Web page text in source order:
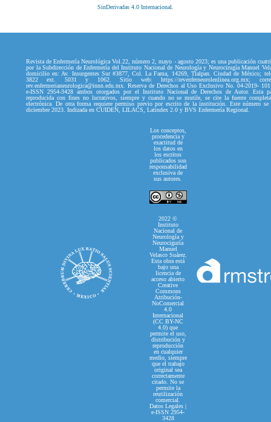
SinDerivadas 4.0 Internacional
Revista de Enfermería Neurológica Vol.22, número 2, mayo - agosto 2023; es una publicación
por la Subdirección de Enfermería del Instituto Nacional de Neurología y Neurocirugía Manuel
domicilio en: Av. Insurgentes Sur #3877, Col. La Fama, 14269, Tlalpan. Ciudad de México;
3822 ext. 5031 y 1062. Sitio web: https://revenferneurolenlinea.org.mx;
rev.enfermerianeurologica@innn.edu.mx. Reserva de Derechos al Uso Exclusivo No. 04-2019-
e-ISSN 2954-3428 ambos otorgados por el Instituto Nacional de Derechos de Autor. Esta
reproducida con fines no lucrativos, siempre y cuando no se mutile, se cite la fuente
electrónica. De otra forma requiere permiso previo por escrito de la institución. Este número
diciembre 2023. Indizada en CUIDEN, LILACS, Latindex 2.0 y BVS Enfermería Regional.
Los conceptos,
procedencia y
exactitud de
los datos en
los escritos
publicados son
responsabilidad
exclusiva de
sus autores.
2022 ©
Instituto
Nacional de
Neurología y
Neurociguría
Manuel
Velasco Suárez.
Esta obra está
bajo una
licencia de
acceso abierto
Creative
Commons
Atribución-
NoComercial
4.0
Internacional
(CC BY-NC
4.0) que
permite el uso,
distribución y
reproducción
en cualquier
medio, siempre
que el trabajo
original sea
correctamente
citado. No se
permite la
reutilización
comercial.
Datos Legales |
e-ISSN 2954-
3428